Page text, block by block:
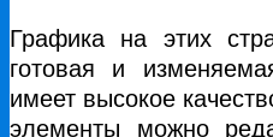
Графика на этих
готовая и
имеет высокое
элементы можно